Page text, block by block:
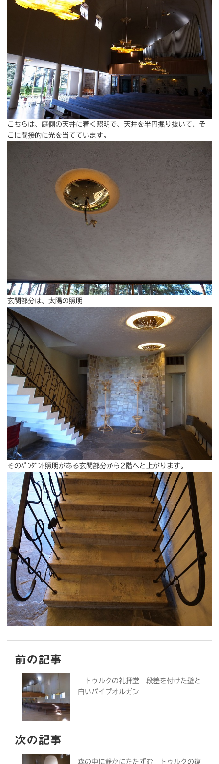
こちらは、庭側の天井に着く照明で、天井を半円掘り抜いて、そ
こに間接的に光を当てています。
玄関部分は、太陽の照明
そのﾍﾟﾝﾀﾞﾝﾄ照明がある玄関部分から2階へと上がります。
前の記事
トゥルクの礼拝堂 段差を付けた壁と
白いパイプオルガン
次の記事
森の中に静かにたたずむ トゥルクの復